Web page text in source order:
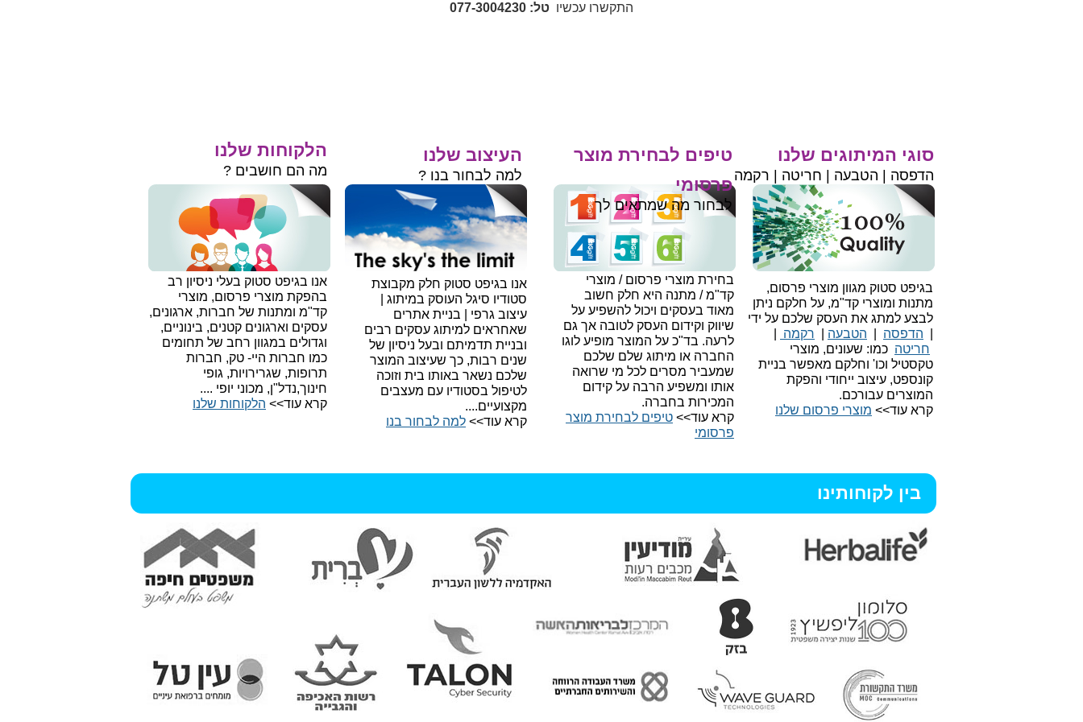
התקשרו עכשיו טל: 077-3004230
אנו בגיפט סטוק חלק מקבוצת
סטודיו סיגל העוסק במיתוג |
עיצוב גרפי | בניית אתרים
שאחראים למיתוג עסקים רבים
ובניית תדמיתם ובעל ניסיון של
שנים רבות, כך שעיצוב המוצר
שלכם נשאר באותו בית וזוכה
לטיפול בסטודיו עם מעצבים
מקצועיים....
קרא עוד>> למה לבחור בנו​
בגיפט סטוק מגוון מוצרי פרסום,
מתנות ומוצרי קד"מ, על חלקם ניתן
לבצע למתג את העסק שלכם על ידי
הדפסה הטבעה רקמה
חריטה כמו: שעונים, מוצרי
טקסטיל וכו' וחלקם מאפשר בניית
קונספט, עיצוב ייחודי והפקת
המוצרים עבורכם.
קרא עוד>> מוצרי פרסום שלנו
אנו בגיפט סטוק בעלי ניסיון רב
בהפקת מוצרי פרסום, מוצרי
קד"מ ומתנות של חברות, ארגונים,
עסקים וארגונים קטנים, בינוניים,
וגדולים במגוון רחב של תחומים
כמו חברות היי- טק, חברות
תרופות, שגרירויות, גופי
חינוך,נדל"ן, מכוני יופי ....
קרא עוד>> הלקוחות שלנו
בחירת מוצרי פרסום / מוצרי
קד"מ / מתנה היא חלק חשוב
מאוד בעסקים ויכול להשפיע על
שיווק וקידום העסק לטובה אך גם
לרעה. בד"כ על המוצר מופיע לוגו
החברה או מיתוג שלם שלכם
שמעביר מסרים לכל מי שרואה
אותו ומשפיע הרבה על קידום
המכירות בחברה.
קרא עוד>> טיפים לבחירת מוצר
פרסומי
טיפים לבחירת מוצר
פרסומי
לבחור מה שמתאים לך
העיצוב שלנו
למה לבחור בנו ?
סוגי המיתוגים שלנו
הדפסה | הטבעה | חריטה | רקמה
הלקוחות שלנו
מה הם חושבים ?
בין לקוחותינו